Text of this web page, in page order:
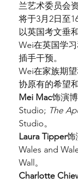
兰艺术委员会
将于3月2日至
以英国考文垂
Wei在英国学
插手干预。
Wei在家族期
协原有的希望
Mei Mac饰演
Studio; The
Studio。
Laura Tipper饰
Wales and
Wall。
Charlotte